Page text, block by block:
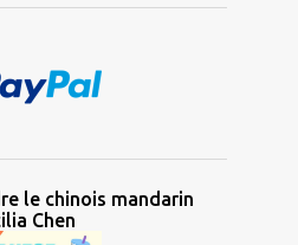
1
le chinois mandarin
Chen